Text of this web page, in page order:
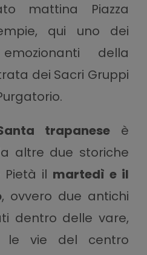
mattina Piazza
qui uno dei
della
dei Sacri Gruppi
trapanese è
altre due storiche
Pietà il martedì e il
, ovvero due antichi
dentro delle vare,
le vie del centro